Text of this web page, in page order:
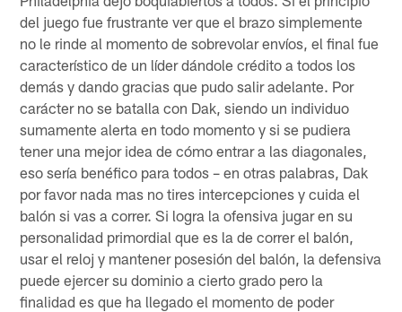
del juego fue frustrante ver que el brazo simplemente
no le rinde al momento de sobrevolar envíos, el final fue
característico de un líder dándole crédito a todos los
demás y dando gracias que pudo salir adelante. Por
carácter no se batalla con Dak, siendo un individuo
sumamente alerta en todo momento y si se pudiera
tener una mejor idea de cómo entrar a las diagonales,
eso sería benéfico para todos – en otras palabras, Dak
por favor nada mas no tires intercepciones y cuida el
balón si vas a correr. Si logra la ofensiva jugar en su
personalidad primordial que es la de correr el balón,
usar el reloj y mantener posesión del balón, la defensiva
puede ejercer su dominio a cierto grado pero la
finalidad es que ha llegado el momento de poder